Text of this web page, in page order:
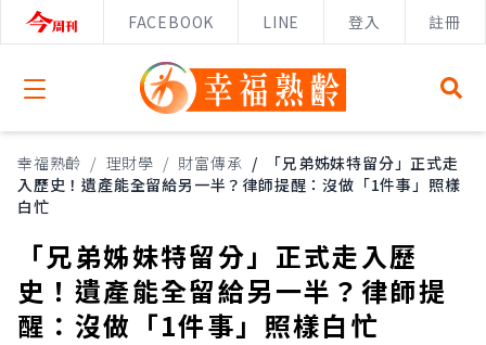
FACEBOOK LINE 登入 註冊
Open menu
幸福熟齡 / 理財學 / 財富傳承 /
「兄弟姊妹特留分」正式走
入歷史！遺產能全留給另一半？律師提醒：沒做「1件事」照樣
白忙
「兄弟姊妹特留分」正式走入歷
史！遺產能全留給另一半？律師提
醒：沒做「1件事」照樣白忙